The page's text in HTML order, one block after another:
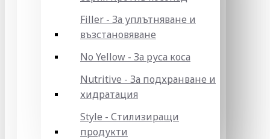
Filler - За уплътняване и
възстановяване
No Yellow - За руса коса
Nutritive - За подхранване и
хидратация
Style - Стилизиращи
продукти